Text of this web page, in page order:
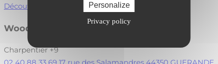
Personalize
Privacy policy
Découvrir l’adhérent
Woodshop Charpente
Charpentier +9